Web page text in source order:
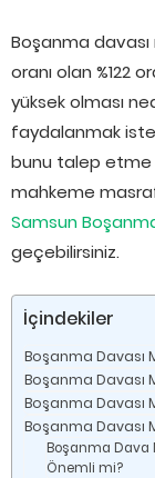
Boşanma davası
oranı olan %122
yüksek olması
faydalanmak
bunu talep etme
mahkeme
Samsun
geçebilirsiniz.
İçindekiler
Boşanma Davası
Boşanma Davası
Boşanma Davası
Boşanma Davası
Boşanma Dava
Önemli mi?